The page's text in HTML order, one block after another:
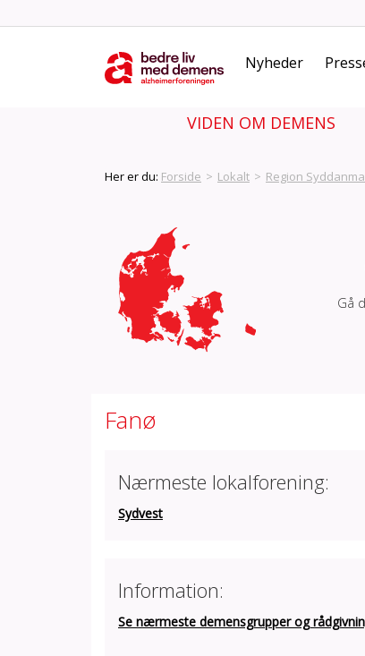
Nyheder
VIDEN OM DEMENS
Her er du: Forside > Lokalt > Region
Gå
Fanø
Nærmeste lokalforening:
Sydvest
Information:
Se nærmeste demensgrupper og